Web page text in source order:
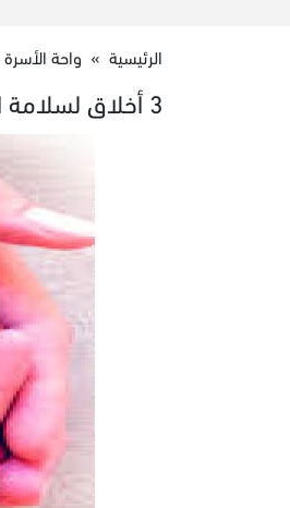
الرئيسية » واحة الأسرة
3 أخلاق لسلامة المجتمع المسلم